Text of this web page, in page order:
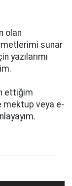
olan
sunar
yazılarımı
ettiğim
mektup veya e-